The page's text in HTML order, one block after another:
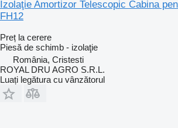
Izolaţie Amortizor Telescopic Cabina
FH12
Preț la cerere
Piesă de schimb - izolaţie
România, Cristesti
ROYAL DRU AGRO S.R.L.
Luați legătura cu vânzătorul